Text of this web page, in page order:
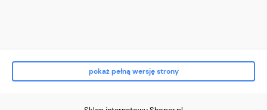
pokaż pełną wersję strony